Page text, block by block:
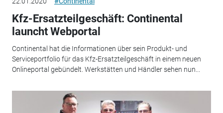
Kfz-Ersatzteilgeschäft: Continental
launcht Webportal
Continental hat die Informationen über sein Produkt- und
Serviceportfolio für das Kfz-Ersatzteilgeschäft in einem neuen
Onlineportal gebündelt. Werkstätten und Händler sehen nun...